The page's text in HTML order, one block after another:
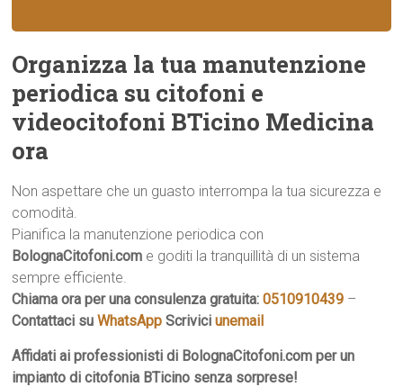
Organizza la tua manutenzione
periodica su citofoni e
videocitofoni BTicino Medicina
ora
Non aspettare che un guasto interrompa la tua sicurezza e
comodità.
Pianifica la manutenzione periodica con
BolognaCitofoni.com e goditi la tranquillità di un sistema
sempre efficiente.
Chiama ora per una consulenza gratuita:0510910439 –
Contattaci suWhatsApp Scriviciunemail
Affidati ai professionisti di BolognaCitofoni.com per un
impianto di citofonia BTicino senza sorprese!